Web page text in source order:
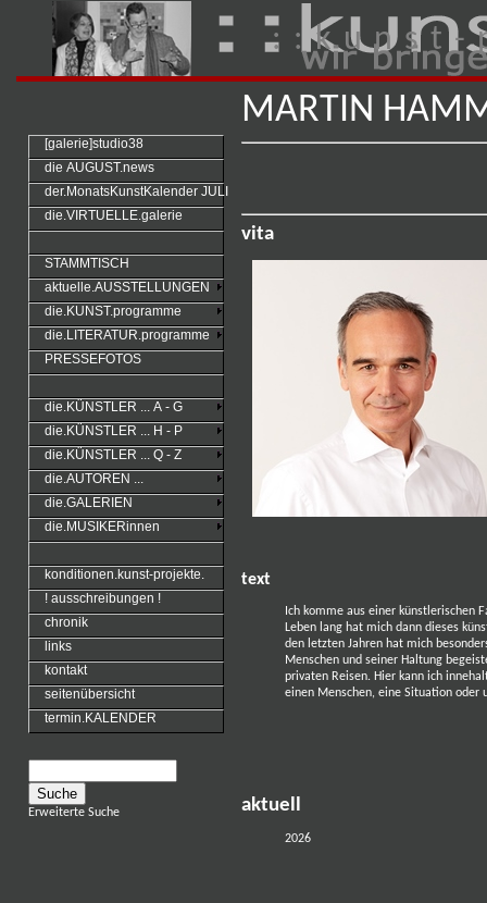
: : k u n s t -
[galerie]studio38
die AUGUST.news
der.MonatsKunstKalender JULI
die.VIRTUELLE.galerie
STAMMTISCH
aktuelle.AUSSTELLUNGEN
die.KUNST.programme
die.LITERATUR.programme
PRESSEFOTOS
die.KÜNSTLER ... A - G
die.KÜNSTLER ... H - P
die.KÜNSTLER ... Q - Z
die.AUTOREN ...
die.GALERIEN
die.MUSIKERinnen
konditionen.kunst-projekte.
! ausschreibungen !
chronik
links
kontakt
seitenübersicht
termin.KALENDER
Erweiterte Suche
MARTIN
vita
text
Ich komme aus einer künstlerischen
Leben lang hat mich dann dieses
den letzten Jahren hat mich
Menschen und seiner Haltung
privaten Reisen. Hier kann ich
einen Menschen, eine Situation oder
aktuell
2026